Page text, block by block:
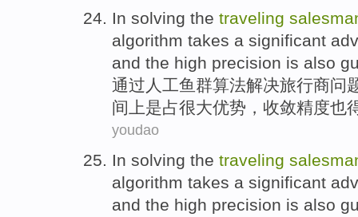
In solving the traveling
algorithm takes a significant
and the high precision is also
通过 人工鱼群算法解决旅行商问
间上是占很大优势 ，收敛精度也
youdao
In solving the traveling
algorithm takes a significant
and the high precision is also